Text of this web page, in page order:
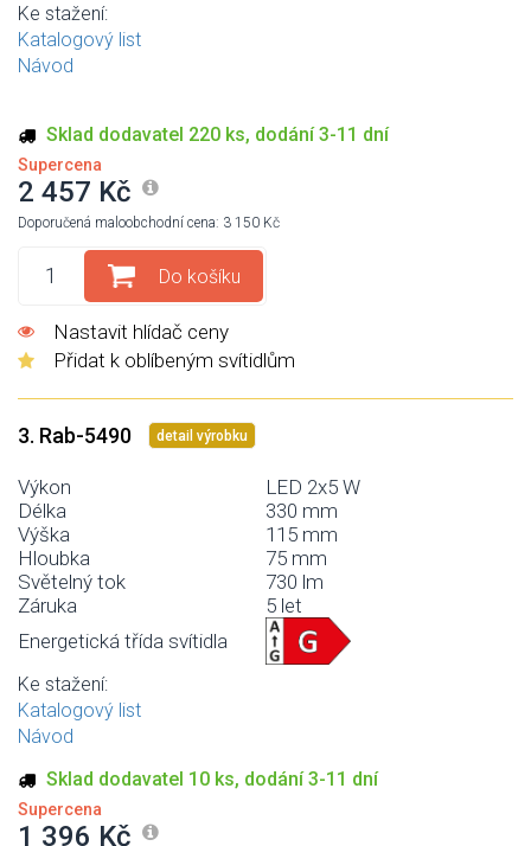
Ke stažení:
Katalogový list
Návod
Sklad dodavatel 220 ks, dodání 3-11 dní
Supercena
2 457 Kč
Doporučená maloobchodní cena: 3 150 Kč
Do košíku
Nastavit hlídač ceny
Přidat k oblíbeným svítidlům
3. Rab-5490 detail výrobku
Výkon
LED 2x5 W
Délka
330 mm
Výška
115 mm
Hloubka
75 mm
Světelný tok
730 lm
Záruka
5 let
Energetická třída svítidla
Ke stažení:
Katalogový list
Návod
Sklad dodavatel 10 ks, dodání 3-11 dní
Supercena
1 396 Kč